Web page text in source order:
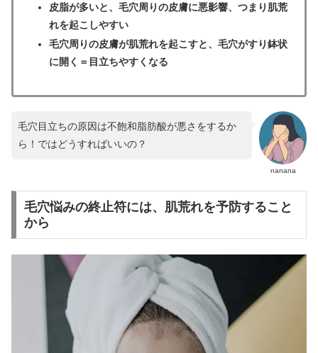
皮脂が多いと、毛穴周りの皮膚に悪影響、つまり肌荒
れを起こしやすい
毛穴周りの皮膚が肌荒れを起こすと、毛穴がすり鉢状
に開く＝目立ちやすくなる
nanana
毛穴目立ちの原因は不飽和脂肪酸が悪さをするか
ら！ではどうすればいいの？
毛穴悩みの終止符には、肌荒れを予防すること
から